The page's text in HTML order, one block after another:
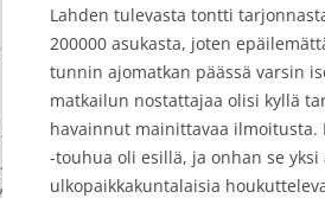
Lahden tulevasta tontti
200000 asukasta, joten
tunnin ajomatkan päässä varsin
matkailun nostattajaa olisi kyllä
havainnut mainittavaa ilmoitusta.
-touhua oli esillä, ja onhan se
ulkopaikkakuntalaisia